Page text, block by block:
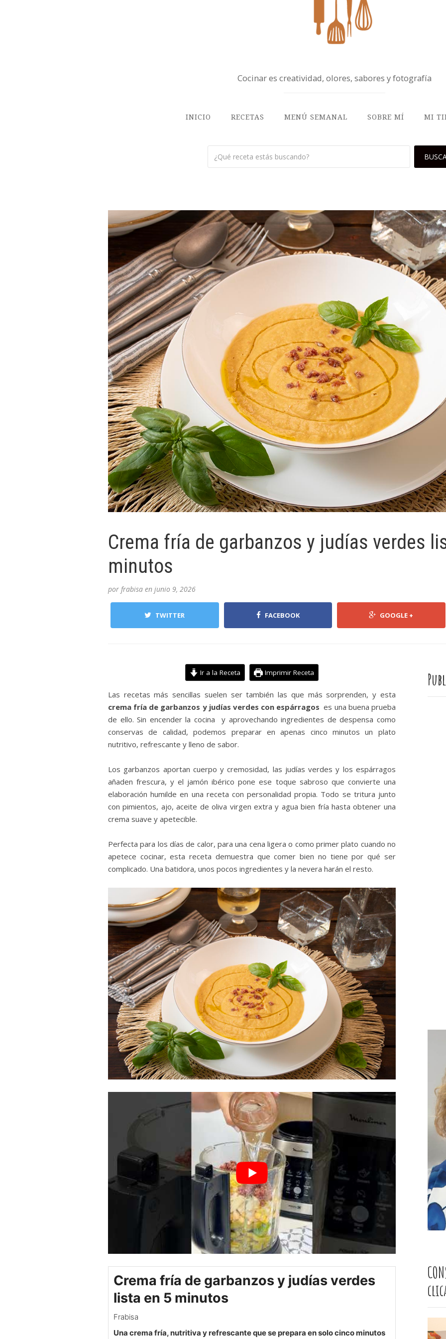
Cocinar es creatividad, olores, sabores y fotografía
INICIO RECETAS MENÚ SEMANAL SOBRE MÍ MI
Crema fría de garbanzos y judías verdes
minutos
por frabisa en junio 9, 2026
TWITTER FACEBOOK GOOGLE +
Ir a la Receta Imprimir Receta
Las recetas más sencillas suelen ser también las que más sorprenden, y esta
crema fría de garbanzos y judías verdes con espárragos es una buena prueba
de ello. Sin encender la cocina y aprovechando ingredientes de despensa como
conservas de calidad, podemos preparar en apenas cinco minutos un plato
nutritivo, refrescante y lleno de sabor.
Los garbanzos aportan cuerpo y cremosidad, las judías verdes y los espárragos
añaden frescura, y el jamón ibérico pone ese toque sabroso que convierte una
elaboración humilde en una receta con personalidad propia. Todo se tritura junto
con pimientos, ajo, aceite de oliva virgen extra y agua bien fría hasta obtener una
crema suave y apetecible.
Perfecta para los días de calor, para una cena ligera o como primer plato cuando no
apetece cocinar, esta receta demuestra que comer bien no tiene por qué ser
complicado. Una batidora, unos pocos ingredientes y la nevera harán el resto.
Crema fría de garbanzos y judías verdes
lista en 5 minutos
Frabisa
Una crema fría, nutritiva y refrescante que se prepara en solo cinco minutos